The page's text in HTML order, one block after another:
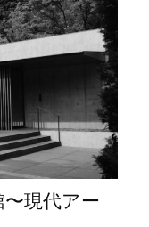
〜現代アー